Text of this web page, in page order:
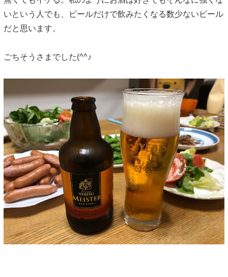
いという人でも、ビールだけで飲みたくなる数少ないビール
だと思います。
ごちそうさまでした(^^♪